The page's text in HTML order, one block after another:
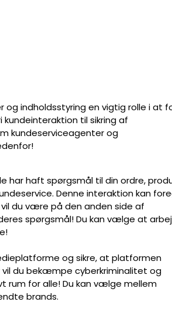
indholdsstyring en vigtig rolle i at
til sikring af
kundeserviceagenter og
har haft spørgsmål til din ordre,
Denne interaktion kan
du være på den anden side af
spørgsmål! Du kan vælge at
og sikre, at platformen
du bekæmpe cyberkriminalitet og
rum for alle! Du kan vælge mellem
brands.